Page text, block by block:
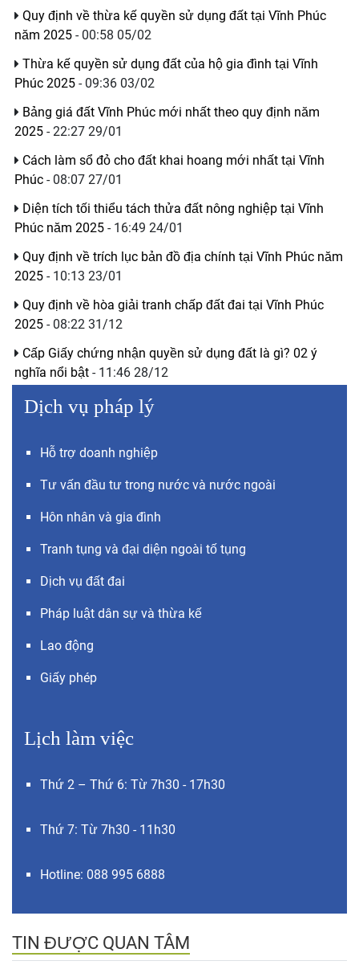
Quy định về thừa kế quyền sử dụng đất tại Vĩnh Phúc
năm 2025 - 00:58 05/02
Thừa kế quyền sử dụng đất của hộ gia đình tại Vĩnh
Phúc 2025 - 09:36 03/02
Bảng giá đất Vĩnh Phúc mới nhất theo quy định năm
2025 - 22:27 29/01
Cách làm sổ đỏ cho đất khai hoang mới nhất tại Vĩnh
Phúc - 08:07 27/01
Diện tích tối thiểu tách thửa đất nông nghiệp tại Vĩnh
Phúc năm 2025 - 16:49 24/01
Quy định về trích lục bản đồ địa chính tại Vĩnh Phúc năm
2025 - 10:13 23/01
Quy định về hòa giải tranh chấp đất đai tại Vĩnh Phúc
2025 - 08:22 31/12
Cấp Giấy chứng nhận quyền sử dụng đất là gì? 02 ý
nghĩa nổi bật - 11:46 28/12
Dịch vụ pháp lý
Hỗ trợ doanh nghiệp
Tư vấn đầu tư trong nước và nước ngoài
Hôn nhân và gia đình
Tranh tụng và đại diện ngoài tố tụng
Dịch vụ đất đai
Pháp luật dân sự và thừa kế
Lao động
Giấy phép
Lịch làm việc
Thứ 2 – Thứ 6: Từ 7h30 - 17h30
Thứ 7: Từ 7h30 - 11h30
Hotline: 088 995 6888
TIN ĐƯỢC QUAN TÂM